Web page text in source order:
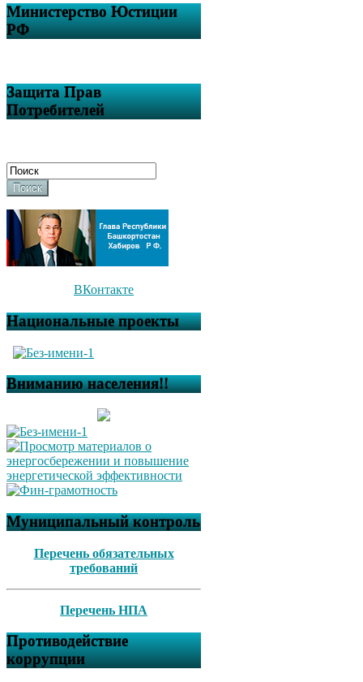
Министерство Юстиции
РФ
Защита Прав
Потребителей
Поиск
ВКонтакте
Национальные проекты
Вниманию населения!!
Муниципальный контроль
Перечень обязательных
требований
Перечень НПА
Противодействие
коррупции